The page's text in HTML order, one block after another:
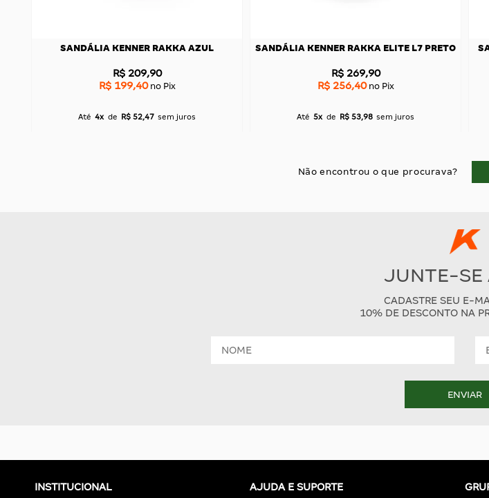
SANDÁLIA KENNER RAKKA AZUL
R$ 209,90
R$ 199,40no Pix
Até 4x de R$ 52,47 sem juros
SANDÁLIA KENNER RAKKA ELITE L7 PRETO
R$ 269,90
R$ 256,40no Pix
Até 5x de R$ 53,98 sem juros
Não encontrou o que procurava?
JUNTE-SE
CADASTRE SEU E-
10% DE DESCONTO NA
ENVIAR
INSTITUCIONAL AJUDA E SUPORTE